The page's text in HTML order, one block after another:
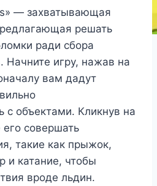
— захватывающая
решать
ради сбора
Начните игру, нажав на
вам дадут
с объектами. Кликнув на
его совершать
такие как прыжок,
и катание, чтобы
вроде льдин.